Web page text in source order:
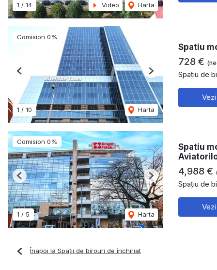
1 / 14 Video Harta
Comision 0%
1 / 10 Harta
Previous Next
Spatiu
728 €
Spațiu de
Comision 0%
1 / 5 Harta
Previous Next
Spatiu
4,988 €
Spațiu de
Înapoi la Spații de birouri de închiriat